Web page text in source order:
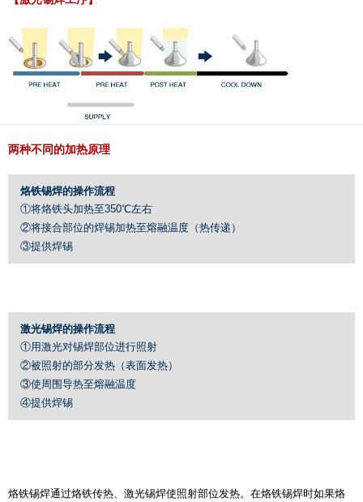
两种不同的加热原理
烙铁锡焊的操作流程
①将烙铁头加热至350℃左右
②将接合部位的焊锡加热至熔融温度（热传递）
③提供焊锡
激光锡焊的操作流程
①用激光对锡焊部位进行照射
②被照射的部分发热（表面发热）
③使周围导热至熔融温度
④提供焊锡
烙铁锡焊通过烙铁传热、激光锡焊使照射部位发热。在烙铁锡焊时如果烙